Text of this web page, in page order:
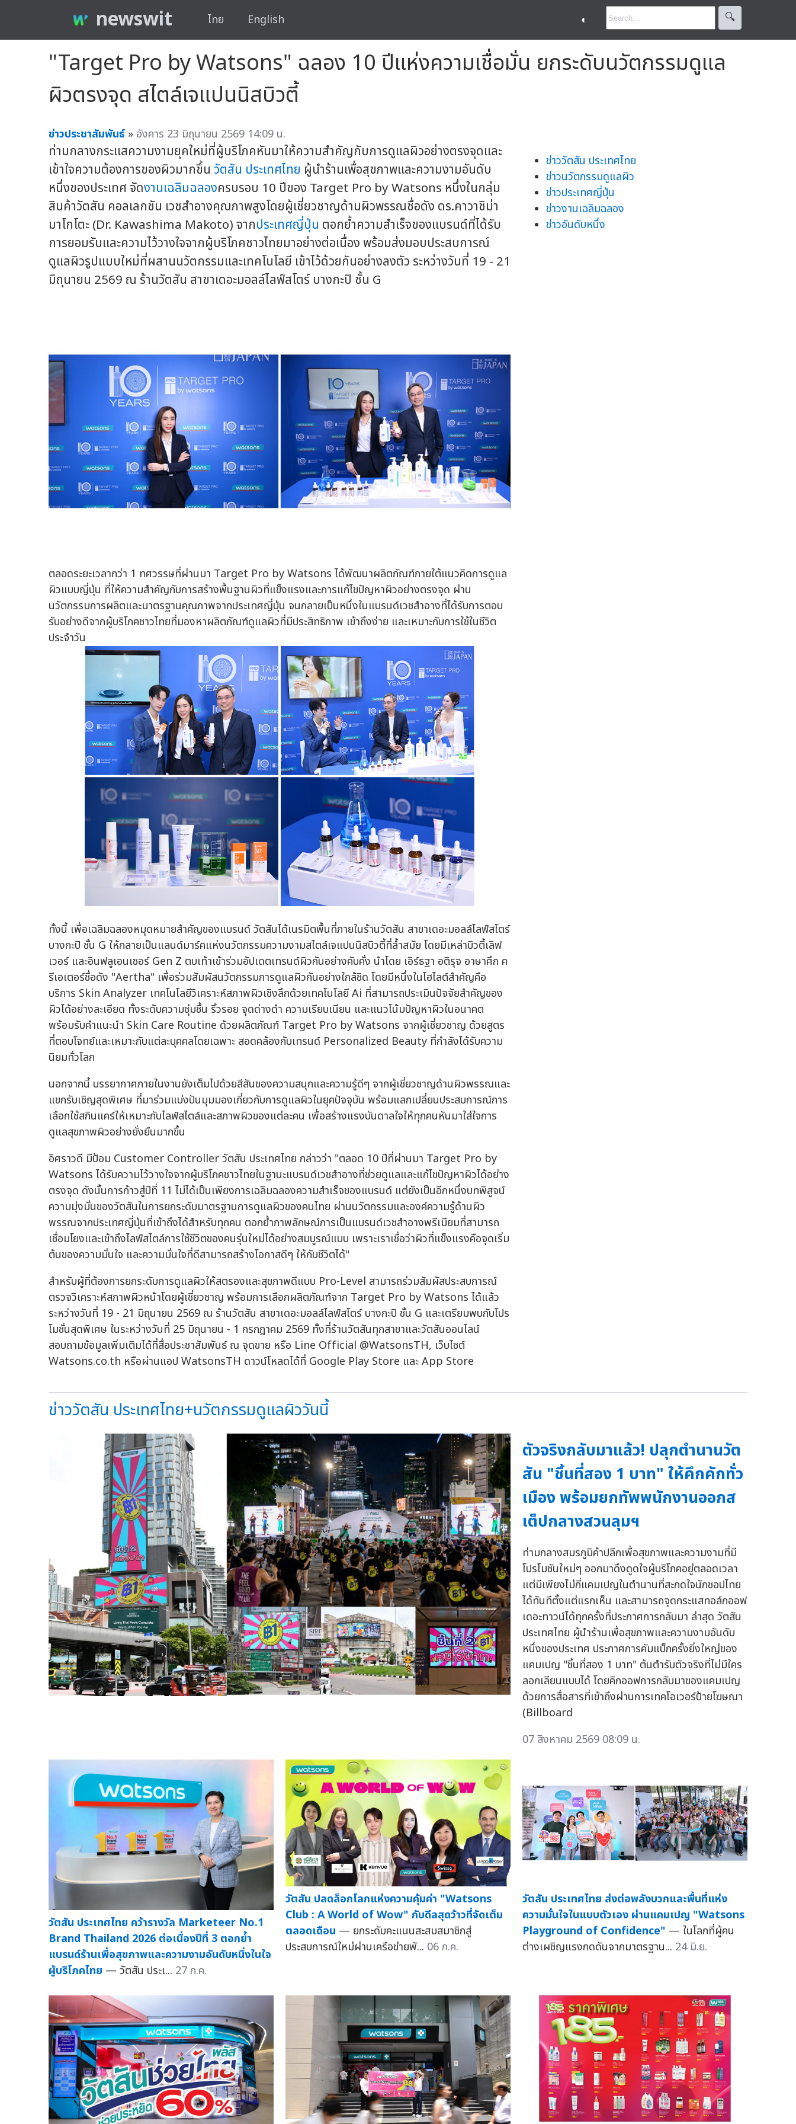
newswit ไทย English ◐ 🔍︎
"Target Pro by Watsons" ฉลอง 10 ปีแห่งความเชื่อมั่น ยกระดับนวัตกรรมดูแล
ผิวตรงจุด สไตล์เจแปนนิสบิวตี้
ข่าวประชาสัมพันธ์ » อังคาร 23 มิถุนายน 2569 14:09 น.
ท่ามกลางกระแสความงามยุคใหม่ที่ผู้บริโภคหันมาให้ความสำคัญกับการดูแลผิวอย่างตรงจุดและ
เข้าใจความต้องการของผิวมากขึ้น วัตสัน ประเทศไทย ผู้นำร้านเพื่อสุขภาพและความงามอันดับ
หนึ่งของประเทศ จัดงานเฉลิมฉลองครบรอบ 10 ปีของ Target Pro by Watsons หนึ่งในกลุ่ม
สินค้าวัตสัน คอลเลกชัน เวชสำอางคุณภาพสูงโดยผู้เชี่ยวชาญด้านผิวพรรณชื่อดัง ดร.คาวาชิม่า
มาโกโตะ (Dr. Kawashima Makoto) จากประเทศญี่ปุ่น ตอกย้ำความสำเร็จของแบรนด์ที่ได้รับ
การยอมรับและความไว้วางใจจากผู้บริโภคชาวไทยมาอย่างต่อเนื่อง พร้อมส่งมอบประสบการณ์
ดูแลผิวรูปแบบใหม่ที่ผสานนวัตกรรมและเทคโนโลยี เข้าไว้ด้วยกันอย่างลงตัว ระหว่างวันที่ 19 - 21
มิถุนายน 2569 ณ ร้านวัตสัน สาขาเดอะมอลล์ไลฟ์สโตร์ บางกะปิ ชั้น G
ตลอดระยะเวลากว่า 1 ทศวรรษที่ผ่านมา Target Pro by Watsons ได้พัฒนาผลิตภัณฑ์ภายใต้แนวคิดการดูแล
ผิวแบบญี่ปุ่น ที่ให้ความสำคัญกับการสร้างพื้นฐานผิวที่แข็งแรงและการแก้ไขปัญหาผิวอย่างตรงจุด ผ่าน
นวัตกรรมการผลิตและมาตรฐานคุณภาพจากประเทศญี่ปุ่น จนกลายเป็นหนึ่งในแบรนด์เวชสำอางที่ได้รับการตอบ
รับอย่างดีจากผู้บริโภคชาวไทยที่มองหาผลิตภัณฑ์ดูแลผิวที่มีประสิทธิภาพ เข้าถึงง่าย และเหมาะกับการใช้ในชีวิต
ประจำวัน
ทั้งนี้ เพื่อเฉลิมฉลองหมุดหมายสำคัญของแบรนด์ วัตสันได้เนรมิตพื้นที่ภายในร้านวัตสัน สาขาเดอะมอลล์ไลฟ์สโตร์
บางกะปิ ชั้น G ให้กลายเป็นแลนด์มาร์คแห่งนวัตกรรมความงามสไตล์เจแปนนิสบิวตี้ที่ล้ำสมัย โดยมีเหล่าบิวตี้เลิฟ
เวอร์ และอินฟลูเอนเซอร์ Gen Z ตบเท้าเข้าร่วมอัปเดตเทรนด์ผิวกันอย่างคับคั่ง นำโดย เอิร์ธฐา อติรุจ อาษาศึก ค
รีเอเตอร์ชื่อดัง "Aertha" เพื่อร่วมสัมผัสนวัตกรรมการดูแลผิวกันอย่างใกล้ชิด โดยมีหนึ่งในไฮไลต์สำคัญคือ
บริการ Skin Analyzer เทคโนโลยีวิเคราะห์สภาพผิวเชิงลึกด้วยเทคโนโลยี Ai ที่สามารถประเมินปัจจัยสำคัญของ
ผิวได้อย่างละเอียด ทั้งระดับความชุ่มชื้น ริ้วรอย จุดด่างดำ ความเรียบเนียน และแนวโน้มปัญหาผิวในอนาคต
พร้อมรับคำแนะนำ Skin Care Routine ด้วยผลิตภัณฑ์ Target Pro by Watsons จากผู้เชี่ยวชาญ ด้วยสูตร
ที่ตอบโจทย์และเหมาะกับแต่ละบุคคลโดยเฉพาะ สอดคล้องกับเทรนด์ Personalized Beauty ที่กำลังได้รับความ
นิยมทั่วโลก
นอกจากนี้ บรรยากาศภายในงานยังเต็มไปด้วยสีสันของความสนุกและความรู้ดีๆ จากผู้เชี่ยวชาญด้านผิวพรรณและ
แขกรับเชิญสุดพิเศษ ที่มาร่วมแบ่งปันมุมมองเกี่ยวกับการดูแลผิวในยุคปัจจุบัน พร้อมแลกเปลี่ยนประสบการณ์การ
เลือกใช้สกินแคร์ให้เหมาะกับไลฟ์สไตล์และสภาพผิวของแต่ละคน เพื่อสร้างแรงบันดาลใจให้ทุกคนหันมาใส่ใจการ
ดูแลสุขภาพผิวอย่างยั่งยืนมากขึ้น
อิศราวดี มีป้อม Customer Controller วัตสัน ประเทศไทย กล่าวว่า "ตลอด 10 ปีที่ผ่านมา Target Pro by
Watsons ได้รับความไว้วางใจจากผู้บริโภคชาวไทยในฐานะแบรนด์เวชสำอางที่ช่วยดูแลและแก้ไขปัญหาผิวได้อย่าง
ตรงจุด ดังนั้นการก้าวสู่ปีที่ 11 ไม่ได้เป็นเพียงการเฉลิมฉลองความสำเร็จของแบรนด์ แต่ยังเป็นอีกหนึ่งบทพิสูจน์
ความมุ่งมั่นของวัตสันในการยกระดับมาตรฐานการดูแลผิวของคนไทย ผ่านนวัตกรรมและองค์ความรู้ด้านผิว
พรรณจากประเทศญี่ปุ่นที่เข้าถึงได้สำหรับทุกคน ตอกย้ำภาพลักษณ์การเป็นแบรนด์เวชสำอางพรีเมียมที่สามารถ
เชื่อมโยงและเข้าถึงไลฟ์สไตล์การใช้ชีวิตของคนรุ่นใหม่ได้อย่างสมบูรณ์แบบ เพราะเราเชื่อว่าผิวที่แข็งแรงคือจุดเริ่ม
ต้นของความมั่นใจ และความมั่นใจที่ดีสามารถสร้างโอกาสดีๆ ให้กับชีวิตได้"
สำหรับผู้ที่ต้องการยกระดับการดูแลผิวให้สตรองและสุขภาพดีแบบ Pro-Level สามารถร่วมสัมผัสประสบการณ์
ตรวจวิเคราะห์สภาพผิวหน้าโดยผู้เชี่ยวชาญ พร้อมการเลือกผลิตภัณฑ์จาก Target Pro by Watsons ได้แล้ว
ระหว่างวันที่ 19 - 21 มิถุนายน 2569 ณ ร้านวัตสัน สาขาเดอะมอลล์ไลฟ์สโตร์ บางกะปิ ชั้น G และเตรียมพบกับโปร
โมชั่นสุดพิเศษ ในระหว่างวันที่ 25 มิถุนายน - 1 กรกฎาคม 2569 ทั้งที่ร้านวัตสันทุกสาขาและวัตสันออนไลน์
สอบถามข้อมูลเพิ่มเติมได้ที่สื่อประชาสัมพันธ์ ณ จุดขาย หรือ Line Official @WatsonsTH, เว็บไซต์
Watsons.co.th หรือผ่านแอป WatsonsTH ดาวน์โหลดได้ที่ Google Play Store และ App Store
ข่าววัตสัน ประเทศไทย
ข่าวนวัตกรรมดูแลผิว
ข่าวประเทศญี่ปุ่น
ข่าวงานเฉลิมฉลอง
ข่าวอันดับหนึ่ง
ข่าววัตสัน ประเทศไทย+นวัตกรรมดูแลผิววันนี้
ตัวจริงกลับมาแล้ว! ปลุกตำนานวัต
สัน "ชิ้นที่สอง 1 บาท" ให้คึกคักทั่ว
เมือง พร้อมยกทัพพนักงานออกส
เต็ปกลางสวนลุมฯ
ท่ามกลางสมรภูมิค้าปลีกเพื่อสุขภาพและความงามที่มี
โปรโมชันใหม่ๆ ออกมาดึงดูดใจผู้บริโภคอยู่ตลอดเวลา
แต่มีเพียงไม่กี่แคมเปญในตำนานที่สะกดใจนักชอปไทย
ได้ทันทีตั้งแต่แรกเห็น และสามารถจุดกระแสทอล์กออฟ
เดอะทาวน์ได้ทุกครั้งที่ประกาศการกลับมา ล่าสุด วัตสัน
ประเทศไทย ผู้นำร้านเพื่อสุขภาพและความงามอันดับ
หนึ่งของประเทศ ประกาศการคัมแบ็กครั้งยิ่งใหญ่ของ
แคมเปญ "ชิ้นที่สอง 1 บาท" ต้นตำรับตัวจริงที่ไม่มีใคร
ลอกเลียนแบบได้ โดยคิกออฟการกลับมาของแคมเปญ
ด้วยการสื่อสารที่เข้าถึงผ่านการเทคโอเวอร์ป้ายโฆษณา
(Billboard
07 สิงหาคม 2569 08:09 น.
วัตสัน ประเทศไทย คว้ารางวัล Marketeer No.1
Brand Thailand 2026 ต่อเนื่องปีที่ 3 ตอกย้ำ
แบรนด์ร้านเพื่อสุขภาพและความงามอันดับหนึ่งในใจ
ผู้บริโภคไทย — วัตสัน ประเ... 27 ก.ค.
วัตสัน ปลดล็อกโลกแห่งความคุ้มค่า "Watsons
Club : A World of Wow" กับดีลสุดว้าวที่จัดเต็ม
ตลอดเดือน — ยกระดับคะแนนสะสมสมาชิกสู่
ประสบการณ์ใหม่ผ่านเครือข่ายพั... 06 ก.ค.
วัตสัน ประเทศไทย ส่งต่อพลังบวกและพื้นที่แห่ง
ความมั่นใจในแบบตัวเอง ผ่านแคมเปญ "Watsons
Playground of Confidence" — ในโลกที่ผู้คน
ต่างเผชิญแรงกดดันจากมาตรฐาน... 24 มิ.ย.